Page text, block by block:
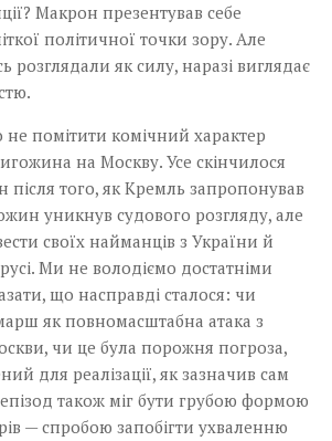
Макрон презентував себе
політичної точки зору. Але
розглядали як силу, наразі виглядає
не помітити комічний характер
на Москву. Усе скінчилося
після того, як Кремль запропонував
уникнув судового розгляду, але
своїх найманців з України й
Ми не володіємо достатніми
що насправді сталося: чи
як повномасштабна атака з
чи це була порожня погроза,
для реалізації, як зазначив сам
також міг бути грубою формою
— спробою запобігти ухваленню